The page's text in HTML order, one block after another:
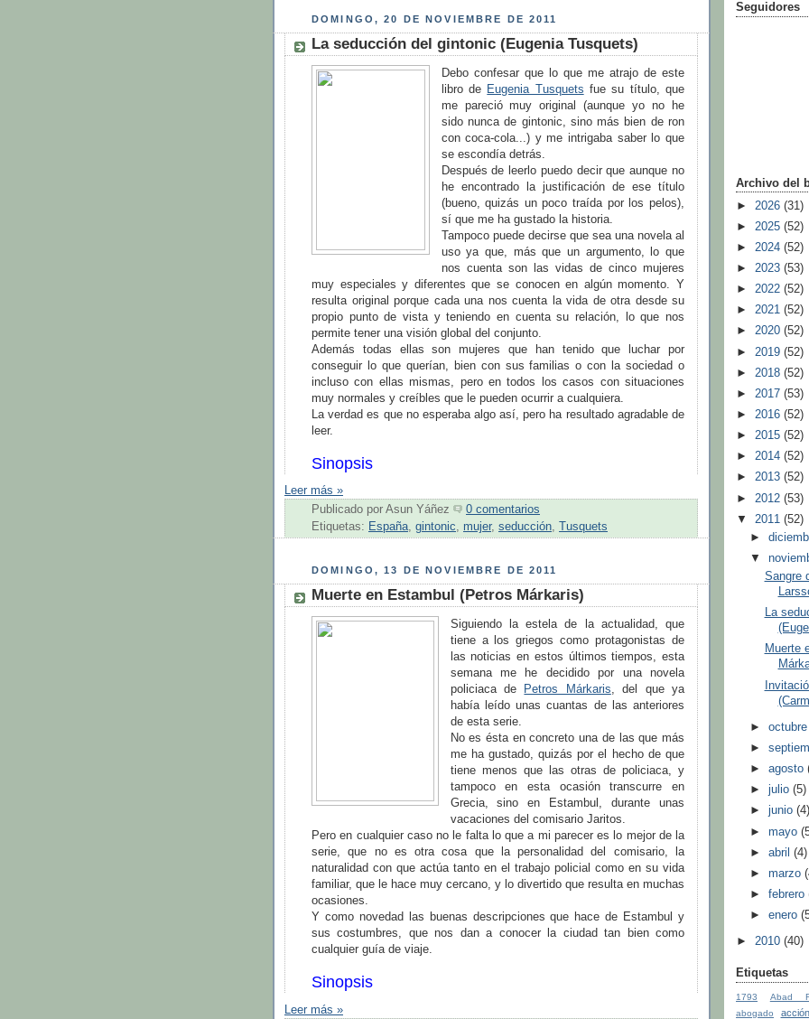
DOMINGO, 20 DE NOVIEMBRE DE 2011
La seducción del gintonic (Eugenia Tusquets)
Debo confesar que lo que me atrajo de este
libro de Eugenia Tusquets fue su título, que
me pareció muy original (aunque yo no he
sido nunca de gintonic, sino más bien de ron
con coca-cola...) y me intrigaba saber lo que
se escondía detrás.
Después de leerlo puedo decir que aunque no
he encontrado la justificación de ese título
(bueno, quizás un poco traída por los pelos),
sí que me ha gustado la historia.
Tampoco puede decirse que sea una novela al
uso ya que, más que un argumento, lo que
nos cuenta son las vidas de cinco mujeres
muy especiales y diferentes que se conocen en algún momento. Y
resulta original porque cada una nos cuenta la vida de otra desde su
propio punto de vista y teniendo en cuenta su relación, lo que nos
permite tener una visión global del conjunto.
Además todas ellas son mujeres que han tenido que luchar por
conseguir lo que querían, bien con sus familias o con la sociedad o
incluso con ellas mismas, pero en todos los casos con situaciones
muy normales y creíbles que le pueden ocurrir a cualquiera.
La verdad es que no esperaba algo así, pero ha resultado agradable de
leer.
Sinopsis
Leer más »
Publicado por Asun Yáñez
0 comentarios
Etiquetas: España, gintonic, mujer, seducción, Tusquets
DOMINGO, 13 DE NOVIEMBRE DE 2011
Muerte en Estambul (Petros Márkaris)
Siguiendo la estela de la actualidad, que
tiene a los griegos como protagonistas de
las noticias en estos últimos tiempos, esta
semana me he decidido por una novela
policiaca de
Petros Márkaris, del que ya
había leído unas cuantas de las anteriores
de esta serie.
No es ésta en concreto una de las que más
me ha gustado, quizás por el hecho de que
tiene menos que las otras de policiaca, y
tampoco en esta ocasión transcurre en
Grecia, sino en Estambul, durante unas
vacaciones del comisario Jaritos.
Pero en cualquier caso no le falta lo que a mi parecer es lo mejor de la
serie, que no es otra cosa que la personalidad del comisario, la
naturalidad con que actúa tanto en el trabajo policial como en su vida
familiar, que le hace muy cercano, y lo divertido que resulta en muchas
ocasiones.
Y como novedad las buenas descripciones que hace de Estambul y
sus costumbres, que nos dan a conocer la ciudad tan bien como
cualquier guía de viaje.
Sinopsis
Leer más »
Seguidores
Archivo del
► 2026 (31)
► 2025 (52)
► 2024 (52)
► 2023 (53)
► 2022 (52)
► 2021 (52)
► 2020 (52)
► 2019 (52)
► 2018 (52)
► 2017 (53)
► 2016 (52)
► 2015 (52)
► 2014 (52)
► 2013 (52)
► 2012 (53)
▼ 2011 (52)
►
▼
Sangre
La
Muerte
►
►
►agosto
►julio(5)
►junio
►mayo
►abril(4)
►marzo
►febrero
►enero
► 2010 (40)
Etiquetas
1793
Abad
abogado
acción